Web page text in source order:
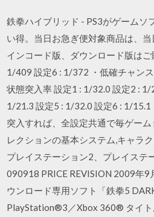
鉄拳ハイブリッド - PS3がゲームソ
い得。当日お急ぎ便対象商品は、
インコード版、ダウンロード版は
1/409 設定6 : 1/372 ・低確チャン
状態突入率 設定1 : 1/32.0 設定2 :
1/21.3 設定5 : 1/32.0 設定6 : 1/
突入すれば、全設定共通で毎ゲー
レクションの基本システム,キャラ
プレイステーション2、プレイステ
090918 PRICE REVISION 2009年
ウンロード専用ソフト「鉄拳5
PlayStation®3／Xbox 360® タイト